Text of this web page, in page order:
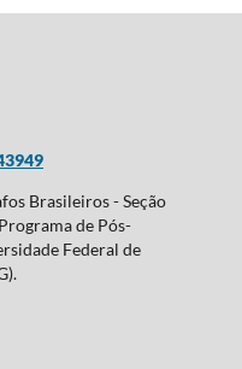
Brasileiros - Seção
de Pós-
Federal de